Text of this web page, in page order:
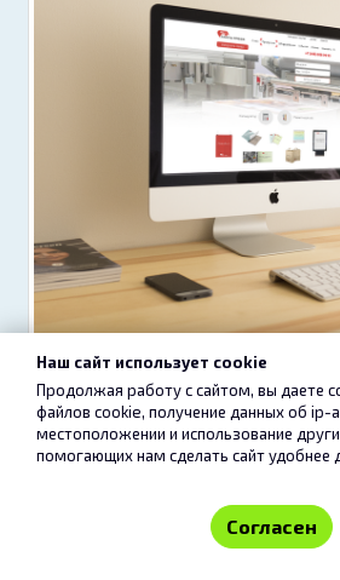
Наш сайт использует cookie
Продолжая работу с сайтом, вы даете
файлов cookie, получение данных об ip-
местоположении и использование
помогающих нам сделать сайт удобнее
Согласен